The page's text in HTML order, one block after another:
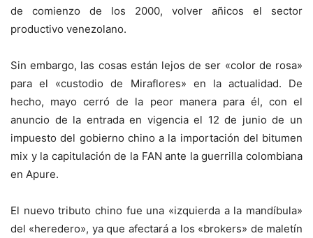
de comienzo de los 2000, volver añicos el sector
productivo venezolano.
Sin embargo, las cosas están lejos de ser «color de rosa»
para el «custodio de Miraflores» en la actualidad. De
hecho, mayo cerró de la peor manera para él, con el
anuncio de la entrada en vigencia el 12 de junio de un
impuesto del gobierno chino a la importación del bitumen
mix y la capitulación de la FAN ante la guerrilla colombiana
en Apure.
El nuevo tributo chino fue una «izquierda a la mandíbula»
del «heredero», ya que afectará a los «brokers» de maletín